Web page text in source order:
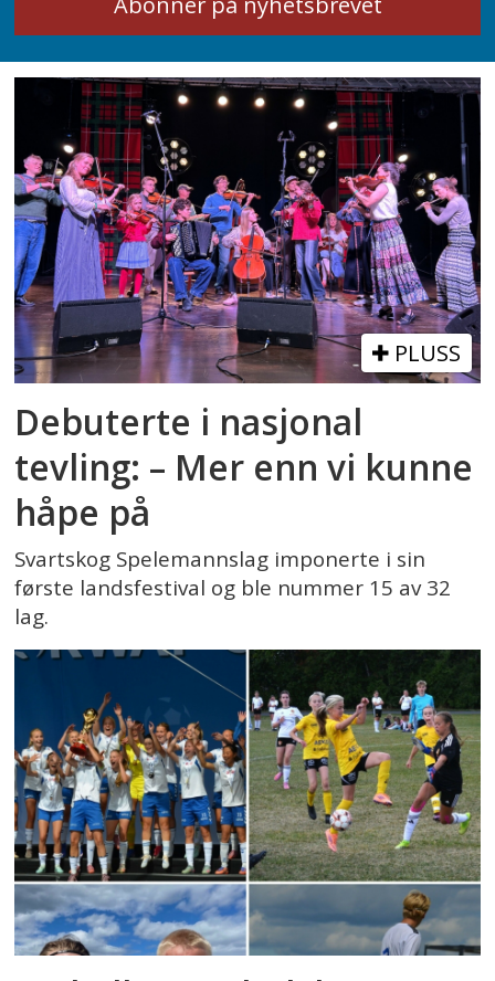
PLUSS
Debuterte i nasjonal
tevling: – Mer enn vi kunne
håpe på
Svartskog Spelemannslag imponerte i sin
første landsfestival og ble nummer 15 av 32
lag.